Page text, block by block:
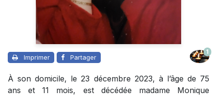
Imprimer Partager
1
À son domicile, le 23 décembre 2023, à l’âge de 75
ans et 11 mois, est décédée madame Monique